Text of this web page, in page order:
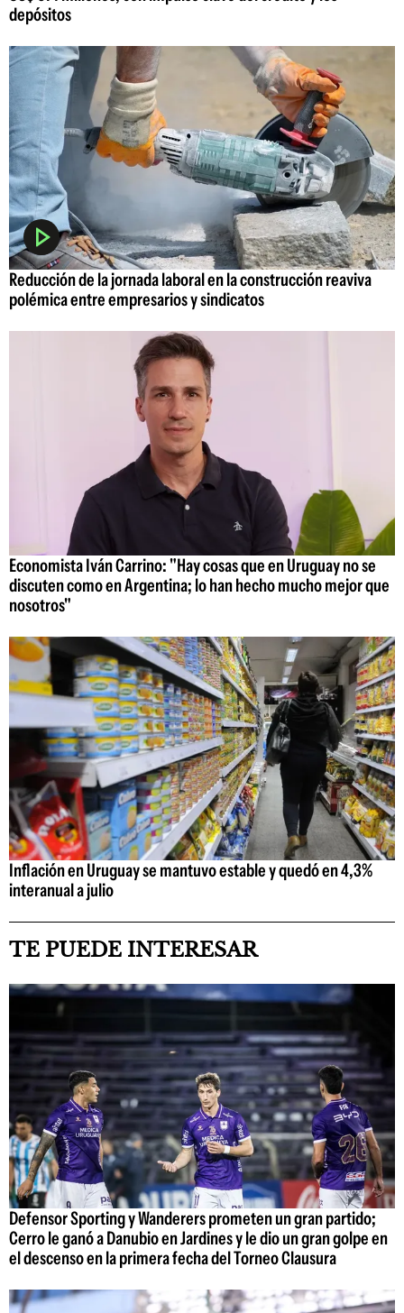
depósitos
Reducción de la jornada laboral en la construcción reaviva
polémica entre empresarios y sindicatos
Economista Iván Carrino: "Hay cosas que en Uruguay no se
discuten como en Argentina; lo han hecho mucho mejor que
nosotros"
Inflación en Uruguay se mantuvo estable y quedó en 4,3%
interanual a julio
TE PUEDE INTERESAR
Defensor Sporting y Wanderers prometen un gran partido;
Cerro le ganó a Danubio en Jardines y le dio un gran golpe en
el descenso en la primera fecha del Torneo Clausura